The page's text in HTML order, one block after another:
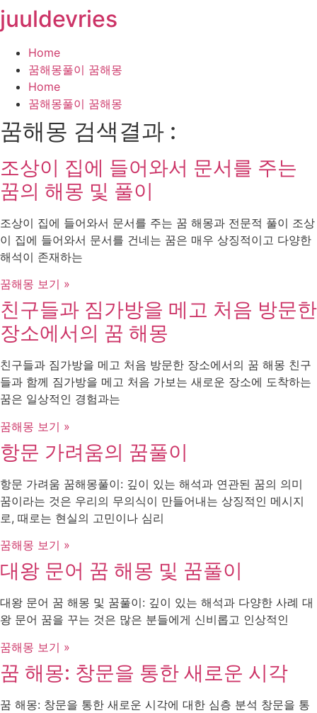
콘
텐
기
juuldevries
Home
꿈해몽풀이 꿈해몽
Home
꿈해몽풀이 꿈해몽
꿈해몽 검색결과 :
조상이 집에 들어와서 문서를 주는
꿈의 해몽 및 풀이
조상이 집에 들어와서 문서를 주는 꿈 해몽과 전문적 풀이 조상
이 집에 들어와서 문서를 건네는 꿈은 매우 상징적이고 다양한
해석이 존재하는
꿈해몽 보기 »
친구들과 짐가방을 메고 처음 방문한
장소에서의 꿈 해몽
친구들과 짐가방을 메고 처음 방문한 장소에서의 꿈 해몽 친구
들과 함께 짐가방을 메고 처음 가보는 새로운 장소에 도착하는
꿈은 일상적인 경험과는
꿈해몽 보기 »
항문 가려움의 꿈풀이
항문 가려움 꿈해몽풀이: 깊이 있는 해석과 연관된 꿈의 의미
꿈이라는 것은 우리의 무의식이 만들어내는 상징적인 메시지
로, 때로는 현실의 고민이나 심리
꿈해몽 보기 »
대왕 문어 꿈 해몽 및 꿈풀이
대왕 문어 꿈 해몽 및 꿈풀이: 깊이 있는 해석과 다양한 사례 대
왕 문어 꿈을 꾸는 것은 많은 분들에게 신비롭고 인상적인
꿈해몽 보기 »
꿈 해몽: 창문을 통한 새로운 시각
꿈 해몽: 창문을 통한 새로운 시각에 대한 심층 분석 창문을 통